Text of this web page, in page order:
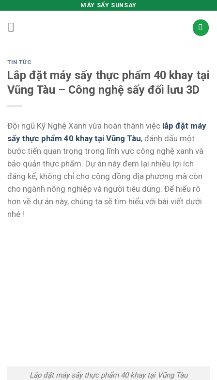
content
MÁY SẤY SUNSAY
TIN TỨC
Lắp đặt máy sấy thực phẩm 40 khay tại
Vũng Tàu – Công nghệ sấy đối lưu 3D
Đội ngũ Kỹ Nghệ Xanh vừa hoàn thành việc lắp đặt máy
sấy thực phẩm 40 khay tại Vũng Tàu, đánh dấu một
bước tiến quan trọng trong lĩnh vực công nghệ xanh và
bảo quản thực phẩm. Dự án này đem lại nhiều lợi ích
đáng kể, không chỉ cho cộng đồng địa phương mà còn
cho ngành nông nghiệp và người tiêu dùng. Để hiểu rõ
hơn về dự án này, chúng ta sẽ tìm hiểu với bài viết dưới
nhé !
Lắp đặt máy sấy thực phẩm 40 khay tại Vũng Tàu